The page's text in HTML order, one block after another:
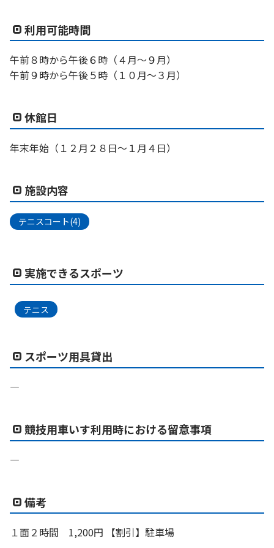
利用可能時間
午前８時から午後６時（４月～９月）
午前９時から午後５時（１０月～３月）
休館日
年末年始（１２月２８日～１月４日）
施設内容
テニスコート(4)
実施できるスポーツ
テニス
スポーツ用具貸出
―
競技用車いす利用時における留意事項
―
備考
１面２時間 1,200円 【割引】駐車場